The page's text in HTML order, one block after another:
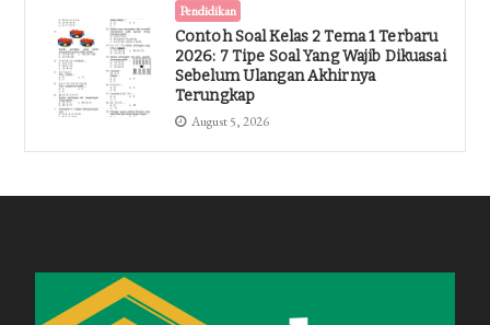
Pendidikan
Contoh Soal Kelas 2 Tema 1 Terbaru
2026: 7 Tipe Soal Yang Wajib Dikuasai
Sebelum Ulangan Akhirnya
Terungkap
August 5, 2026